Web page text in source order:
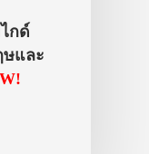
กด์
ษและ
ะเทศญี่ปุ่น